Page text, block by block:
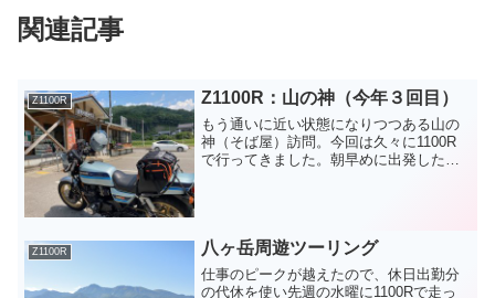
関連記事
Z1100R Z1100R：山の神（今年３回目）
もう通いに近い状態になりつつある山の
神（そば屋）訪問。今回は久々に1100R
で行ってきました。朝早めに出発したの
Z1100R 八ヶ岳周遊ツーリング
仕事のピークが越えたので、休日出勤分
の代休を使い先週の水曜に1100Rで走っ